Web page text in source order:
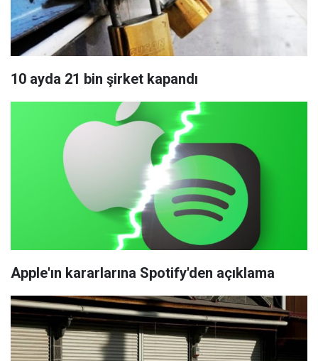
10 ayda 21 bin şirket kapandı
Apple'ın kararlarına Spotify'den açıklama